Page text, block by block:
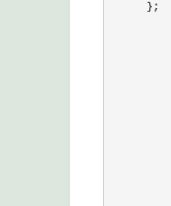
      };